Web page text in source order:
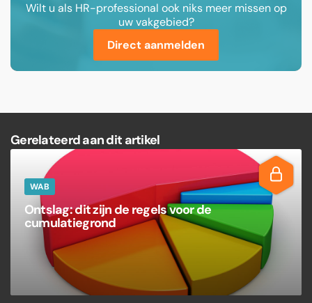
Wilt u als HR-professional ook niks meer missen op
uw vakgebied?
Direct aanmelden
Gerelateerd aan dit artikel
WAB
Ontslag: dit zijn de regels voor de
cumulatiegrond